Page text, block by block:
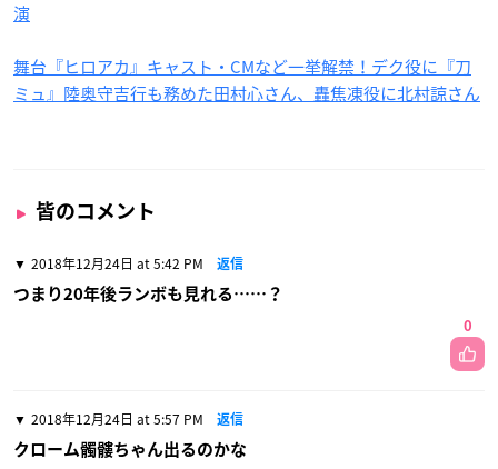
演
舞台『ヒロアカ』キャスト・CMなど一挙解禁！デク役に『刀
ミュ』陸奥守吉行も務めた田村心さん、轟焦凍役に北村諒さん
皆のコメント
2018年12月24日 at 5:42 PM 返信
つまり20年後ランボも見れる……？
0
2018年12月24日 at 5:57 PM 返信
クローム髑髏ちゃん出るのかな